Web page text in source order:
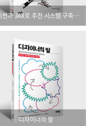
파이썬과 JAX로 추천 시스템 구축하기
디자이너의 말